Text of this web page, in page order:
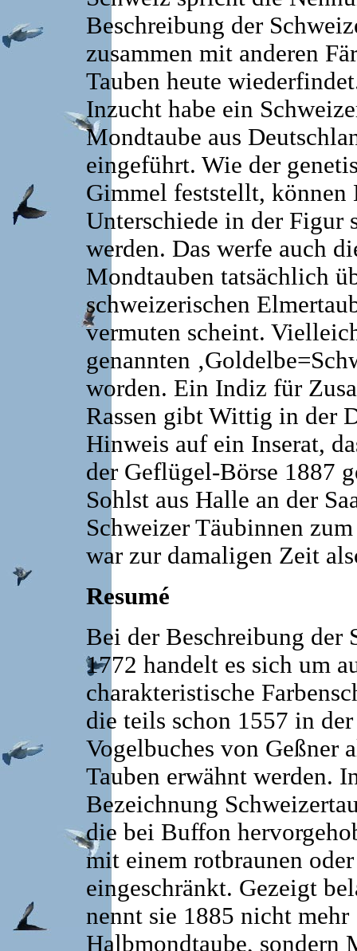
Beschreibung der
zusammen mit anderen
Tauben heute
Inzucht habe ein
Mondtaube aus
eingeführt. Wie der
Gimmel feststellt, können
Unterschiede in der Figur
werden. Das werfe auch
Mondtauben tatsächlich
schweizerischen
vermuten scheint.
genannten
worden. Ein Indiz für
Rassen gibt Wittig in der
Hinweis auf ein Inserat,
der Geflügel-Börse 1887
Sohlst aus Halle an der
Schweizer Täubinnen
war zur damaligen Zeit
Resumé
Bei der Beschreibung der
1772 handelt es sich um
charakteristische
die teils schon 1557 in der
Vogelbuches von Geßner
Tauben erwähnt werden.
Bezeichnung
die bei Buffon
mit einem rotbraunen
eingeschränkt. Gezeigt
nennt sie 1885 nicht
Halbmondtaube, sondern